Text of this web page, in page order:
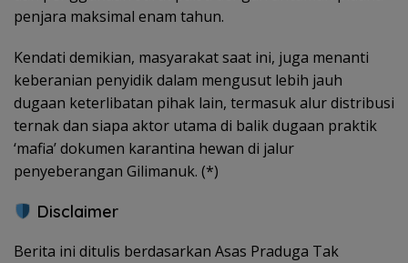
penjara maksimal enam tahun.
Kendati demikian, masyarakat saat ini, juga menanti
keberanian penyidik dalam mengusut lebih jauh
dugaan keterlibatan pihak lain, termasuk alur distribusi
ternak dan siapa aktor utama di balik dugaan praktik
‘mafia’ dokumen karantina hewan di jalur
penyeberangan Gilimanuk. (*)
Disclaimer
Berita ini ditulis berdasarkan Asas Praduga Tak